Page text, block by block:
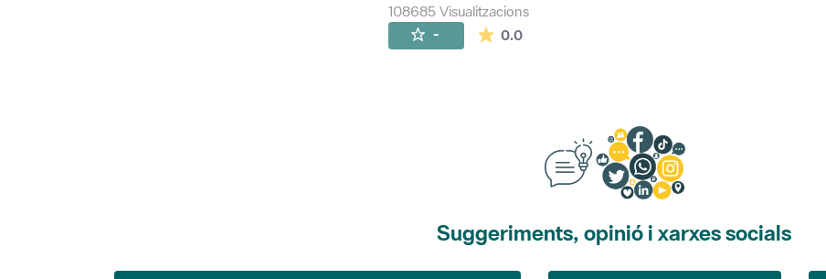
108685 Visualitzacions
- 0.0La mitjana de les valoracions és de 0 estrelles de 5.
Suggeriments, opinió i xarxes socials